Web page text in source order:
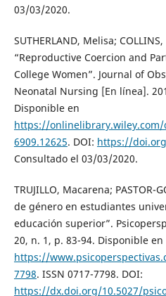
03/03/2020.
SUTHERLAND, Melisa;
“Reproductive Coercion and
College Women”. Journal of
Neonatal Nursing [En línea].
Disponible en
https://
6909.12625. DOI: https://
Consultado el 03/03/2020.
TRUJILLO, Macarena; PASTOR-
de género en estudiantes
educación superior”.
20, n. 1, p. 83-94. Disponible en
https://
7798. ISSN 0717-7798. DOI:
https://dx.doi.org/10.5027/